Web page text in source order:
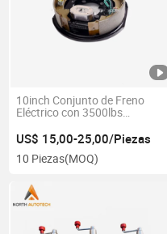
10inch Conjunto de Freno
Eléctrico con 3500lbs
Americano
US$ 15,00-25,00/Piezas
10 Piezas(MOQ)